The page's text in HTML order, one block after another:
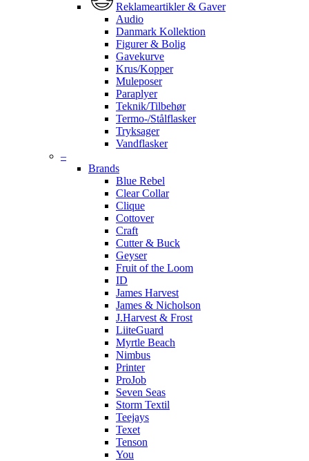
Reklameartikler & Gaver
Audio
Danmark Kollektion
Figurer & Bolig
Gavekurve
Krus/Kopper
Muleposer
Paraplyer
Teknik/Tilbehør
Termo-/Stålflasker
Tryksager
Vandflasker
–
Brands
Blue Rebel
Clear Collar
Clique
Cottover
Craft
Cutter & Buck
Geyser
Fruit of the Loom
ID
James Harvest
James & Nicholson
J.Harvest & Frost
LiiteGuard
Myrtle Beach
Nimbus
Printer
ProJob
Seven Seas
Storm Textil
Teejays
Texet
Tenson
You